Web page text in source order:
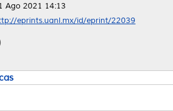
Ago 2021 14:13
eprints.uanl.mx/id/eprint/22039